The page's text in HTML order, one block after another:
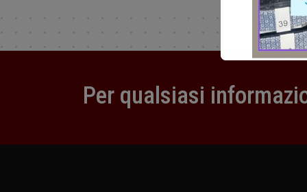
Per qualsiasi